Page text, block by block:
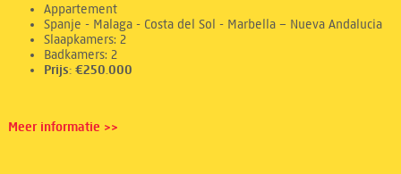
Appartement
Spanje - Malaga - Costa del Sol - Marbella – Nueva Andalucia
Slaapkamers: 2
Badkamers: 2
Prijs: €250.000
Meer informatie >>